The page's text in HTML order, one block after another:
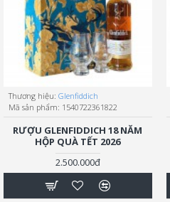
Thương hiệu: Glenfiddich
Mã sản phẩm: 1540722361822
RƯỢU GLENFIDDICH 18 NĂM
HỘP QUÀ TẾT 2026
2.500.000đ